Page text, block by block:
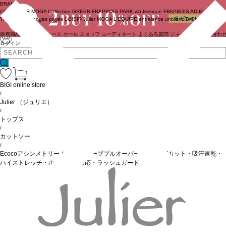
ログイン
BRAND
COUTURIER MOGA Collection GREEN FRAPBOIS PARK wb feerique FRAPBOIS ADIEU
TRISTESSE
congés payés LOISIR Julier MOGA L'EQUIPE endalence unbilanc BIGI online store
新着商品 ニュース セール スタッフ コーディネート よくある質問 ジャーナル お問い合わ
BIGI online store
/
Julier （ジュリエ）
/
トップス
/
カットソー
/
Ecocoアシンメトリー ロングスリーブプルオーバー/エコ・UVカット・吸汗速乾・
ハイストレッチ・ホットヨガ対応・ラッシュガード